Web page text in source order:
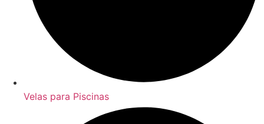
Velas para Piscinas